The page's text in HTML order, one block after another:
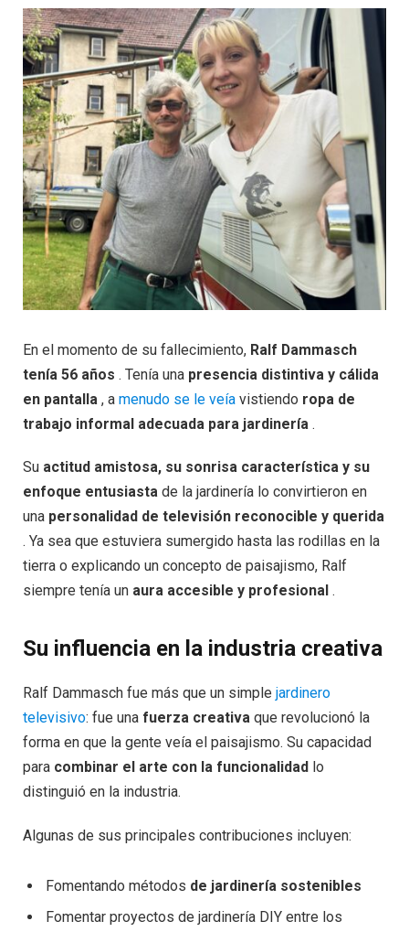
En el momento de su fallecimiento, Ralf Dammasch
tenía 56 años . Tenía una presencia distintiva y cálida
en pantalla , a menudo se le veía vistiendo ropa de
trabajo informal adecuada para jardinería .
Su actitud amistosa, su sonrisa característica y su
enfoque entusiasta de la jardinería lo convirtieron en
una personalidad de televisión reconocible y querida
. Ya sea que estuviera sumergido hasta las rodillas en la
tierra o explicando un concepto de paisajismo, Ralf
siempre tenía un aura accesible y profesional .
Su influencia en la industria creativa
Ralf Dammasch fue más que un simple jardinero
televisivo: fue una fuerza creativa que revolucionó la
forma en que la gente veía el paisajismo. Su capacidad
para combinar el arte con la funcionalidad lo
distinguió en la industria.
Algunas de sus principales contribuciones incluyen:
Fomentando métodos de jardinería sostenibles
Fomentar proyectos de jardinería DIY entre los